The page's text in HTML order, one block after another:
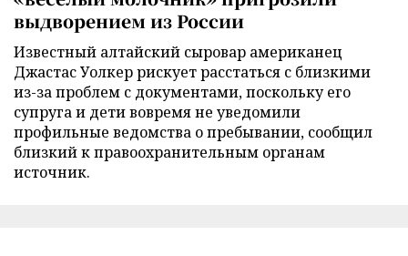
выдворением из России
Известный алтайский сыровар американец
Джастас Уолкер рискует расстаться с близкими
из-за проблем с документами, поскольку его
супруга и дети вовремя не уведомили
профильные ведомства о пребывании, сообщил
близкий к правоохранительным органам
источник.